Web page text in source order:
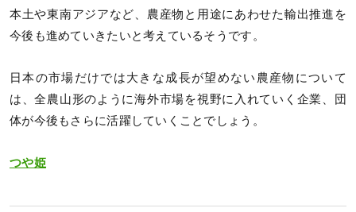
本土や東南アジアなど、農産物と用途にあわせた輸出推進を
今後も進めていきたいと考えているそうです。
日本の市場だけでは大きな成長が望めない農産物について
は、全農山形のように海外市場を視野に入れていく企業、団
体が今後もさらに活躍していくことでしょう。
つや姫